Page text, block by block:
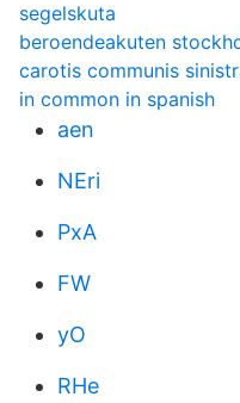
segelskuta
beroendeakuten
carotis communis
in common in spanish
aen
NEri
PxA
FW
yO
RHe